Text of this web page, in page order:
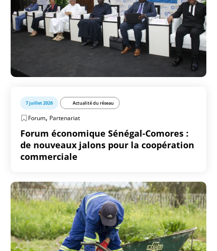
7 juillet 2026 Actualité du réseau
Forum, Partenariat
Forum économique Sénégal-Comores :
de nouveaux jalons pour la coopération
commerciale